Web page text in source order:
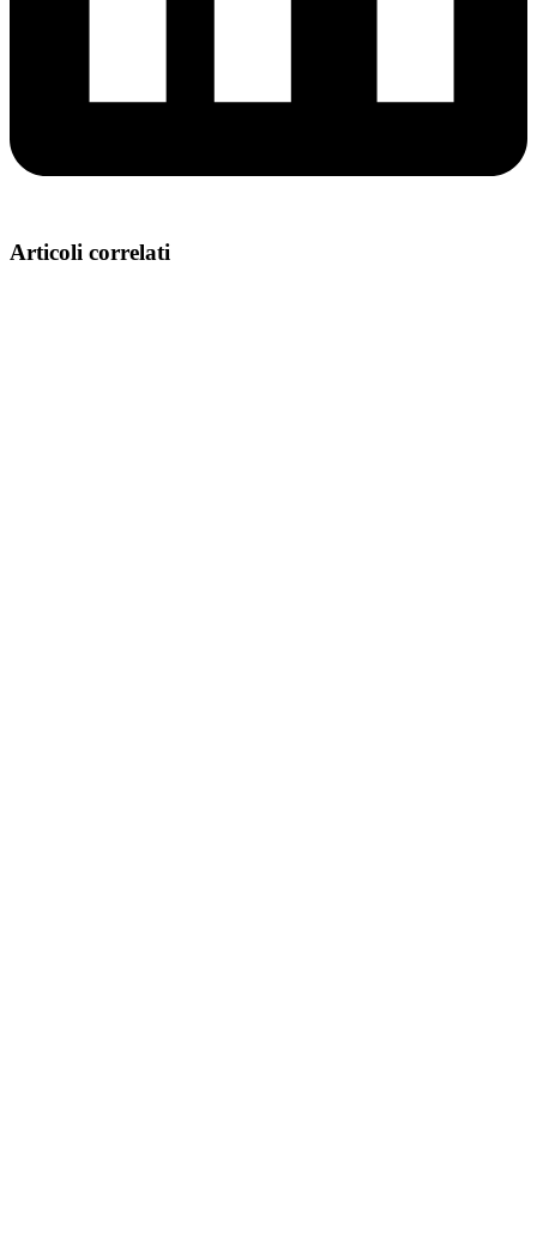
Articoli correlati